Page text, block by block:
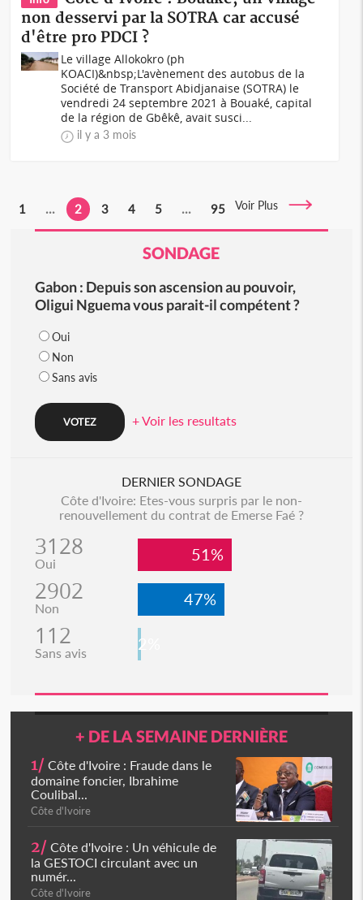
non desservi par la SOTRA car accusé
d'être pro PDCI ?
Le village Allokokro (ph
KOACI)&nbsp;L'avènement des autobus de la
Société de Transport Abidjanaise (SOTRA) le
vendredi 24 septembre 2021 à Bouaké, capital
de la région de Gbêkê, avait susci...
il y a 3 mois
1 ... 2 3 4 5 ... 95 Voir Plus
SONDAGE
Gabon : Depuis son ascension au pouvoir,
Oligui Nguema vous parait-il compétent ?
Oui
Non
Sans avis
+ Voir les resultats
DERNIER SONDAGE
Côte d'Ivoire: Etes-vous surpris par le non-
renouvellement du contrat de Emerse Faé ?
3128
Oui 51%
2902
Non 47%
112
Sans avis 2%
+ DE LA SEMAINE DERNIÈRE
1/ Côte d'Ivoire : Fraude dans le
domaine foncier, Ibrahime
Coulibal...
Côte d'Ivoire
2/ Côte d'Ivoire : Un véhicule de
la GESTOCI circulant avec un
numér...
Côte d'Ivoire